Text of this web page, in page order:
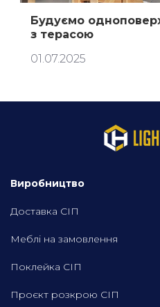
Будуємо
з терасою
01.07.2025
Виробництво
Доставка СІП
Меблі на замовлення
Поклейка СІП
Проєкт розкрою СІП